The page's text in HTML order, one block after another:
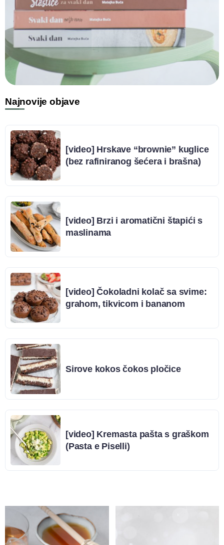
Najnovije objave
[video] Hrskave “brownie” kuglice
(bez rafiniranog šećera i brašna)
[video] Brzi i aromatični štapići s
maslinama
[video] Čokoladni kolač sa svime:
grahom, tikvicom i bananom
Sirove kokos čokos pločice
[video] Kremasta pašta s graškom
(Pasta e Piselli)